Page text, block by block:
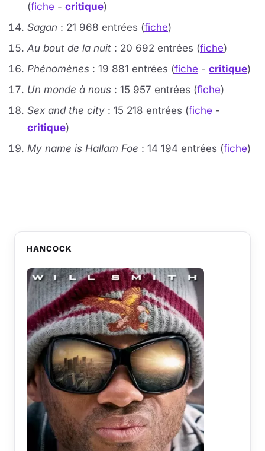
(fiche - critique)
Sagan : 21 968 entrées (fiche)
Au bout de la nuit : 20 692 entrées (fiche)
Phénomènes : 19 881 entrées (fiche - critique)
Un monde à nous : 15 957 entrées (fiche)
Sex and the city : 15 218 entrées (fiche -
critique)
My name is Hallam Foe : 14 194 entrées (fiche)
HANCOCK